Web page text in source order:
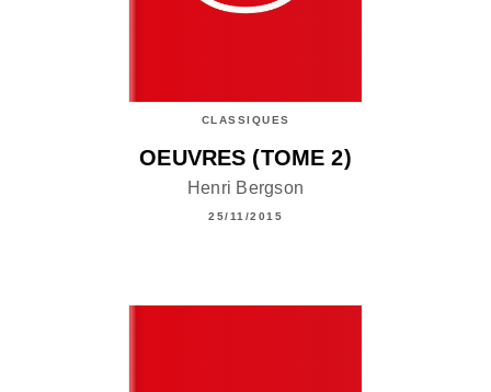
CLASSIQUES
OEUVRES (TOME 2)
Henri Bergson
25/11/2015